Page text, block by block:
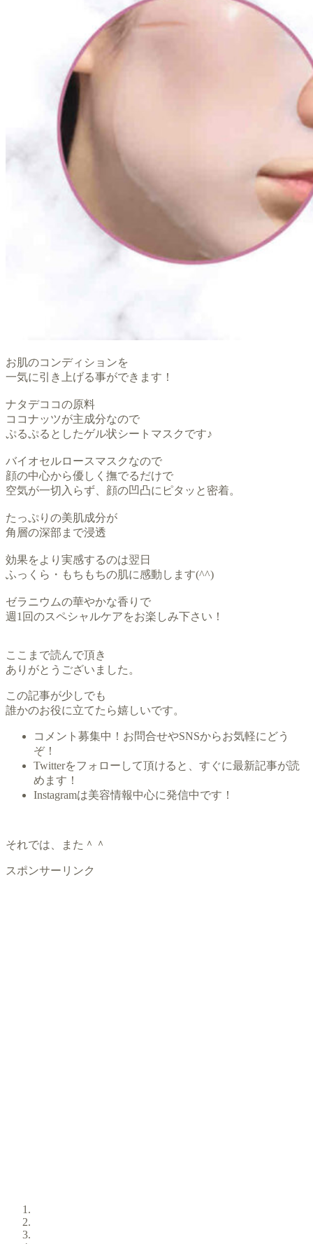
お肌のコンディションを
一気に引き上げる事ができます！
ナタデココの原料
ココナッツが主成分なので
ぷるぷるとしたゲル状シートマスクです♪
バイオセルロースマスクなので
顔の中心から優しく撫でるだけで
空気が一切入らず、顔の凹凸にピタッと密着。
たっぷりの美肌成分が
角層の深部まで浸透
効果をより実感するのは翌日
ふっくら・もちもちの肌に感動します(^^)
ゼラニウムの華やかな香りで
週1回のスペシャルケアをお楽しみ下さい！
ここまで読んで頂き
ありがとうございました。
この記事が少しでも
誰かのお役に立てたら嬉しいです。
コメント募集中！お問合せやSNSからお気軽にどう
ぞ！
Twitterをフォローして頂けると、すぐに最新記事が読
めます！
Instagramは美容情報中心に発信中です！
それでは、また＾＾
スポンサーリンク